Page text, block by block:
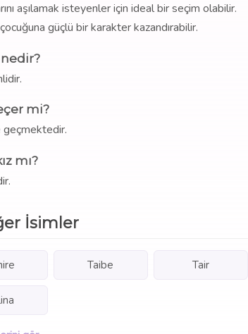
aşılamak isteyenler için ideal bir seçim olabilir.
güçlü bir karakter kazandırabilir.
mi?
geçmektedir.
mı?
İsimler
Taibe Tair